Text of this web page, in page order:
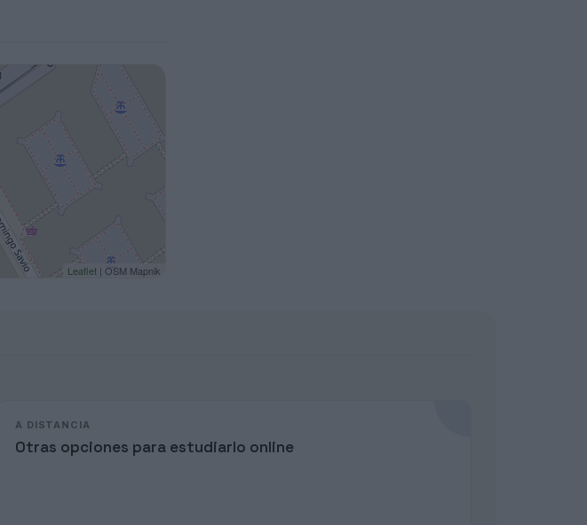
Leaflet| OSM Mapnik
A DISTANCIA
Otras opciones para estudiarlo online